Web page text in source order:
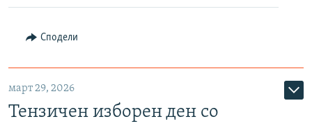
Сподели
март 29, 2026
Тензичен изборен ден со